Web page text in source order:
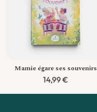
Mamie égare ses souvenirs
14,99€